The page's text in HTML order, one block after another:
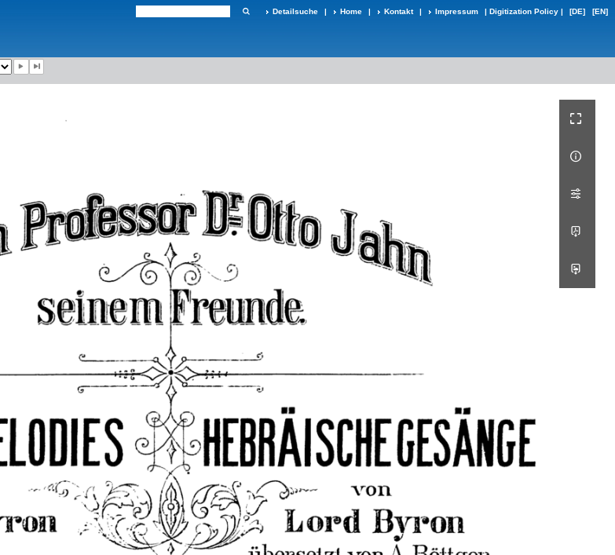
Detailsuche | Home | Kontakt | Impressum | Digitization Policy | [DE] [EN]